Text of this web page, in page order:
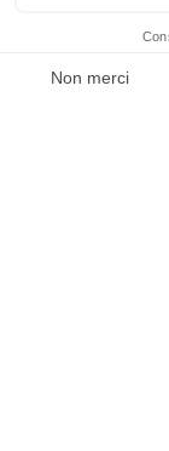
Boulevard